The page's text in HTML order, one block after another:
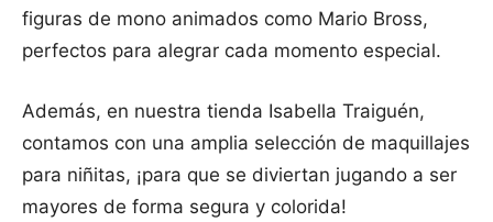
figuras de mono animados como Mario Bross,
perfectos para alegrar cada momento especial.
Además, en nuestra tienda Isabella Traiguén,
contamos con una amplia selección de maquillajes
para niñitas, ¡para que se diviertan jugando a ser
mayores de forma segura y colorida!